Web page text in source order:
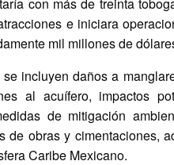
e iniciara
mil millones de
incluyen daños a
al acuífero, impactos
de mitigación
obras y cimentaciones,
Caribe Mexicano.